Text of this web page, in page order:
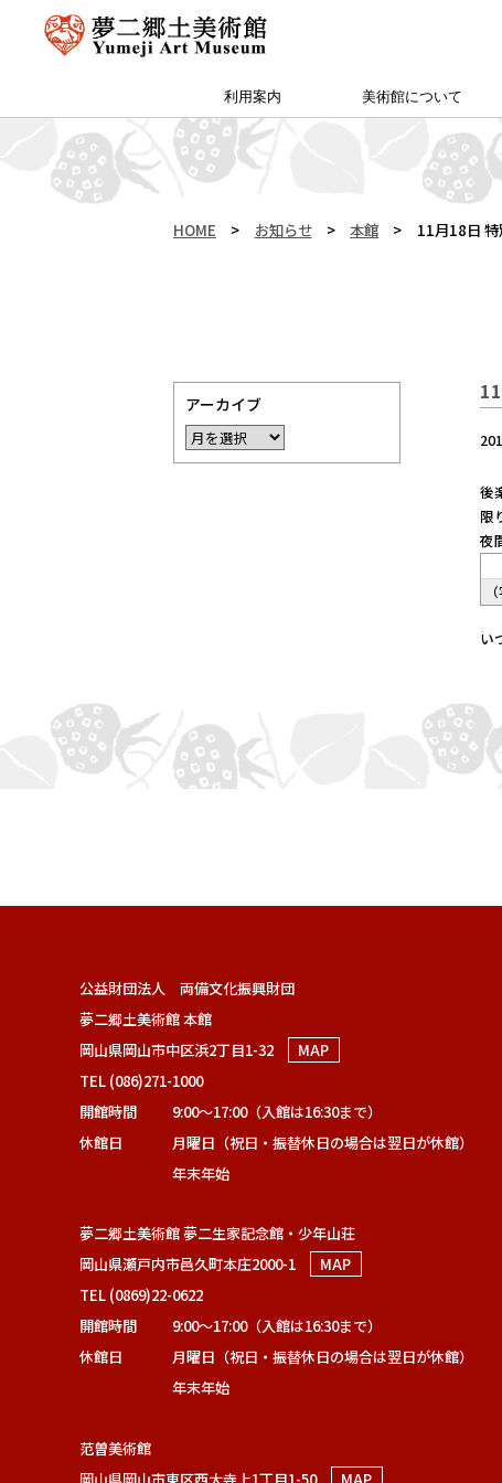
利用案内
夢二郷土美術館 本館
夢二生家記念館・少年山荘
アクセス・特別プラン
カフェ＆ショップ
予約方法・団体申込
サイトマップ
美術館について
館長挨拶
所蔵作品
友の会「ゆめびぃ」
お知らせ
（公財）両備文化振興財団
范曽美術館について
HOME > お知らせ > 本館 > 11月18日
後
限
夜
い
アーカイブ
公益財団法人 両備文化振興財団
夢二郷土美術館 本館
岡山県岡山市中区浜2丁目1-32
MAP
TEL (086)271-1000
開館時間
9:00～17:00（入館は16:30まで）
休館日
月曜日（祝日・振替休日の場合は翌日が休館）
年末年始
夢二郷土美術館 夢二生家記念館・少年山荘
岡山県瀬戸内市邑久町本庄2000-1
MAP
TEL (0869)22-0622
開館時間
9:00～17:00（入館は16:30まで）
休館日
月曜日（祝日・振替休日の場合は翌日が休館）
年末年始
范曽美術館
岡山県岡山市東区西大寺上1丁目1-50
MAP